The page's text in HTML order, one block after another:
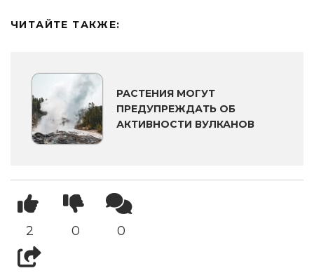
ЧИТАЙТЕ ТАКЖЕ:
РАСТЕНИЯ МОГУТ
ПРЕДУПРЕЖДАТЬ ОБ
АКТИВНОСТИ ВУЛКАНОВ
2 0 0